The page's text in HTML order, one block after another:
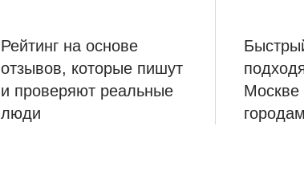
Рейтинг на основе
отзывов, которые пишут
и проверяют реальные
люди
Москве
городам